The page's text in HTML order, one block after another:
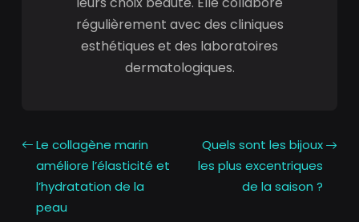
régulièrement avec des cliniques
esthétiques et des laboratoires
dermatologiques.
Le collagène marin
améliore l’élasticité et
l’hydratation de la
peau
Quels sont les bijoux
les plus excentriques
de la saison ?